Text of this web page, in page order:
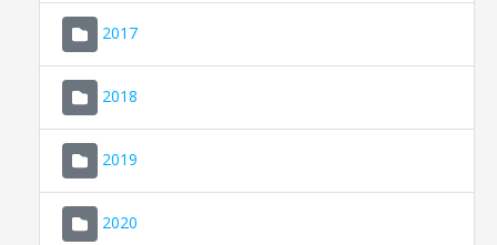
2017
2018
2019
2020